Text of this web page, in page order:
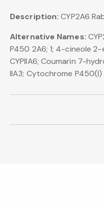
Description: CYP2A6
Alternative Names:
P450 2A6; 1; 4-cineole
CYPIIA6; Coumarin 7-
IIA3; Cytochrome P450(I)